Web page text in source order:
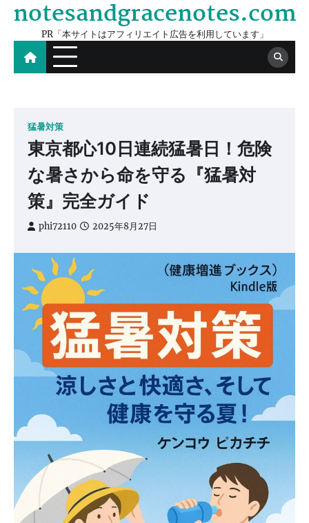
Skip
content
notesandgracenotes.com
PR「本サイトはアフィリエイト広告を利用しています」
猛暑対策
東京都心10日連続猛暑日！危険
な暑さから命を守る『猛暑対
策』完全ガイド
phi72110 2025年8月27日